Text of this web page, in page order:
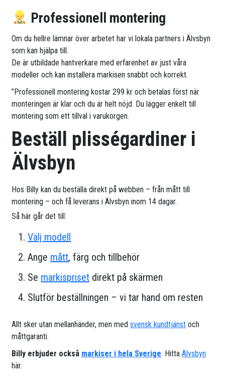
Professionell montering
Om du hellre lämnar över arbetet har vi lokala partners i Älvsbyn
som kan hjälpa till.
De är utbildade hantverkare med erfarenhet av just våra
modeller och kan installera markisen snabbt och korrekt.
”Professionell montering kostar 299 kr och betalas först när
monteringen är klar och du är helt nöjd. Du lägger enkelt till
montering som ett tillval i varukorgen.
Beställ plisségardiner i
Älvsbyn
Hos Billy kan du beställa direkt på webben – från mått till
montering – och få leverans i Älvsbyn inom 14 dagar.
Så här går det till:
Välj modell
Ange mått, färg och tillbehör
Se markispriset direkt på skärmen
Slutför beställningen – vi tar hand om resten
Allt sker utan mellanhänder, men medsvensk kundtjänst och
måttgaranti.
Billy erbjuder också markiser i hela Sverige. HittaÄlvsbyn
här.